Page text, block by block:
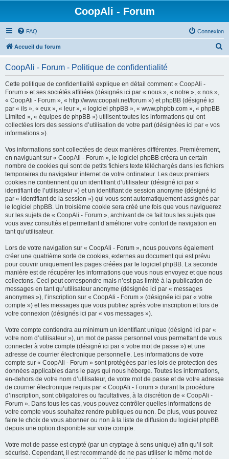
CoopAli - Forum
FAQ Connexion
Accueil du forum
CoopAli - Forum - Politique de confidentialité
Cette politique de confidentialité explique en détail comment « CoopAli -
Forum » et ses sociétés affiliées (désignés ici par « nous », « notre », « nos »,
« CoopAli - Forum », « http://www.coopali.net/forum ») et phpBB (désigné ici
par « ils », « eux », « leur », « logiciel phpBB », « www.phpbb.com », « phpBB
Limited », « équipes de phpBB ») utilisent toutes les informations qui ont
collectées lors des sessions d’utilisation de votre part (désignées ici par « vos
informations »).
Vos informations sont collectées de deux manières différentes. Premièrement,
en naviguant sur « CoopAli - Forum », le logiciel phpBB créera un certain
nombre de cookies qui sont de petits fichiers texte téléchargés dans les fichiers
temporaires du navigateur internet de votre ordinateur. Les deux premiers
cookies ne contiennent qu’un identifiant d’utilisateur (désigné ici par «
identifiant de l’utilisateur ») et un identifiant de session anonyme (désigné ici
par « identifiant de la session ») qui vous sont automatiquement assignés par
le logiciel phpBB. Un troisième cookie sera créé une fois que vous naviguerez
sur les sujets de « CoopAli - Forum », archivant de ce fait tous les sujets que
vous avez consultés et permettant d’améliorer votre confort de navigation en
tant qu’utilisateur.
Lors de votre navigation sur « CoopAli - Forum », nous pouvons également
créer une quatrième sorte de cookies, externes au document qui est prévu
pour couvrir uniquement les pages créées par le logiciel phpBB. La seconde
manière est de récupérer les informations que vous nous envoyez et que nous
collectons. Ceci peut correspondre mais n’est pas limité à la publication de
messages en tant qu’utilisateur anonyme (désignée ici par « messages
anonymes »), l’inscription sur « CoopAli - Forum » (désignée ici par « votre
compte ») et les messages que vous publiez après votre inscription et lors de
votre connexion (désignés ici par « vos messages »).
Votre compte contiendra au minimum un identifiant unique (désigné ici par «
votre nom d’utilisateur »), un mot de passe personnel vous permettant de vous
connecter à votre compte (désigné ici par « votre mot de passe ») et une
adresse de courrier électronique personnelle. Les informations de votre
compte sur « CoopAli - Forum » sont protégées par les lois de protection des
données applicables dans le pays qui nous héberge. Toutes les informations,
en-dehors de votre nom d’utilisateur, de votre mot de passe et de votre adresse
de courrier électronique requis par « CoopAli - Forum » durant la procédure
d’inscription, sont obligatoires ou facultatives, à la discrétion de « CoopAli -
Forum ». Dans tous les cas, vous pouvez contrôler quelles informations de
votre compte vous souhaitez rendre publiques ou non. De plus, vous pouvez
faire le choix de vous abonner ou non à la liste de diffusion du logiciel phpBB
depuis une option disponible sur votre compte.
Votre mot de passe est crypté (par un cryptage à sens unique) afin qu’il soit
sécurisé. Cependant, il est recommandé de ne pas utiliser le même mot de